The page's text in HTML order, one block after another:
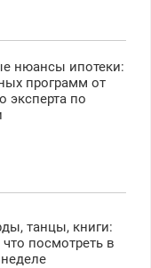
нюансы ипотеки:
программ от
эксперта по
танцы, книги:
что посмотреть в